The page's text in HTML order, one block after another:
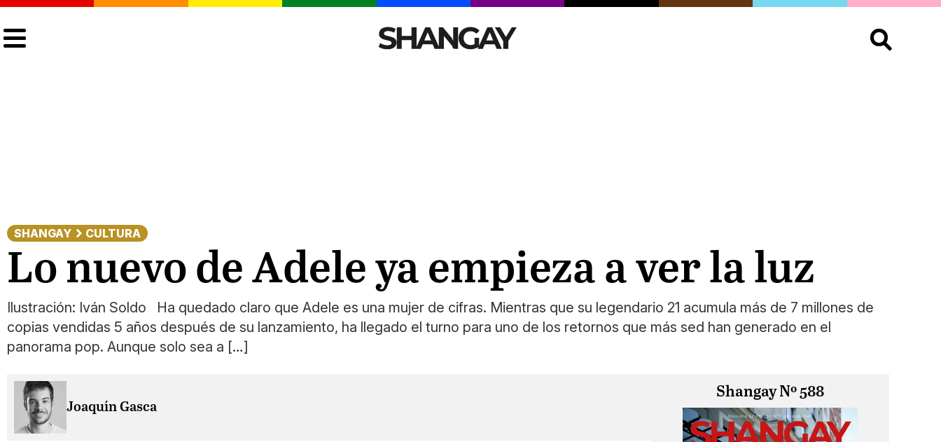
Buscar:
SHANGAY CULTURA
Lo nuevo de Adele ya empieza a ver la luz
Ilustración: Iván Soldo Ha quedado claro que Adele es una mujer de cifras. Mientras que su legendario 21 acumula más de 7 millones de
copias vendidas 5 años después de su lanzamiento, ha llegado el turno para uno de los retornos que más sed han generado en el
panorama pop. Aunque solo sea a […]
Joaquín Gasca
Shangay Nº 588